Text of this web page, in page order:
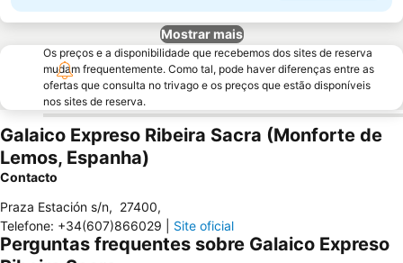
Mostrar mais
Os preços e a disponibilidade que recebemos dos sites de reserva
mudam frequentemente. Como tal, pode haver diferenças entre as
ofertas que consulta no trivago e os preços que estão disponíveis
nos sites de reserva.
Galaico Expreso Ribeira Sacra (Monforte de
Lemos, Espanha)
Contacto
Praza Estación s/n, 27400,
Telefone: +34(607)866029 Site oficial
Perguntas frequentes sobre Galaico Expreso